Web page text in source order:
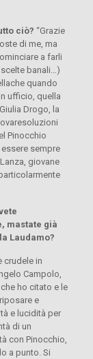
ciò? “Grazie
di me, ma
a farli
banali…)
quando
ufficio, quella
Drogo, la
Pinocchio
sempre
giovane
mastate già
Laudamo?
crudele in
Campolo,
ho citato e le
e
e lucidità per
di un
con Pinocchio,
a punto. Si